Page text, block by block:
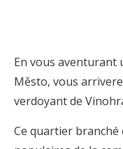
En vous aventurant
Město, vous
verdoyant de
Ce quartier branché